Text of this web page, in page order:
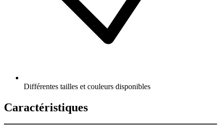
Différentes tailles et couleurs disponibles
Caractéristiques